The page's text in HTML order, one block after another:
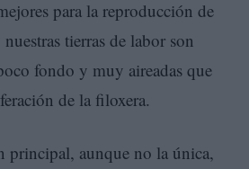
para la reproducción de
tierras de labor son
fondo y muy aireadas que
de la filoxera.
principal, aunque no la única,